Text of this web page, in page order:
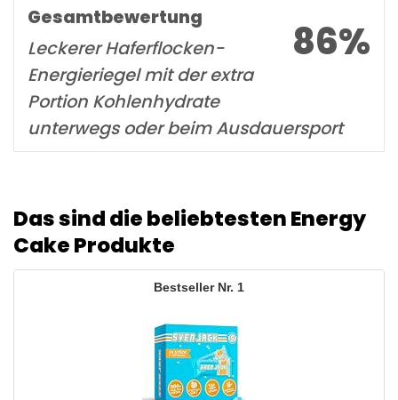
86%
Gesamtbewertung
Leckerer Haferflocken-
Energieriegel mit der extra
Portion Kohlenhydrate
unterwegs oder beim Ausdauersport
Das sind die beliebtesten Energy
Cake Produkte
1